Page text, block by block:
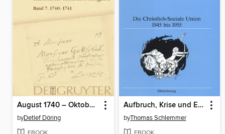
August 1740 – Oktober 1741
byDetlef Döring
Aufbruch, Krise und Erneuerung
byThomas Schlemmer